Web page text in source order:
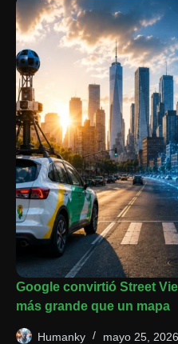
Google convirtió Street
más grande que un mapa
Humanky mayo 25, 2026